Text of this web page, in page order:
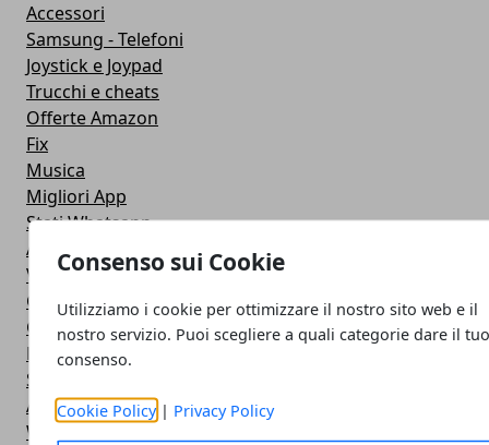
Consenso sui Cookie
Utilizziamo i cookie per ottimizzare il nostro sito web e il
nostro servizio. Puoi scegliere a quali categorie dare il
consenso.
Cookie Policy | Privacy Policy
Accessori
Samsung - Telefoni
Joystick e Joypad
Trucchi e cheats
Offerte Amazon
Fix
Musica
Migliori App
Stati Whatsapp
Applicazioni
Viaggi
Galaxy Note 5
Google Play
Fotografia
Stile di vita
Antivirus
Widget Orologio